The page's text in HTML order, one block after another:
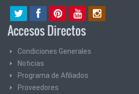
Accesos Directos
Condiciones Generales
Noticias
Programa de Afiliados
Proveedores